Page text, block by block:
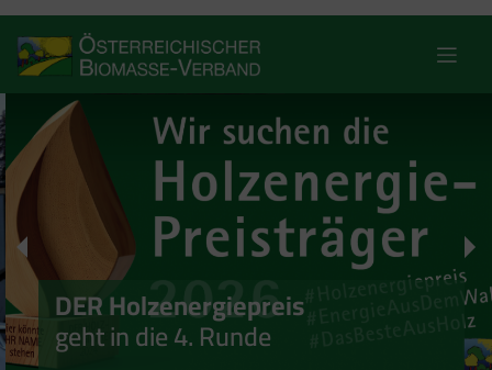
content
DER Holzenergiepreis
geht in die 4. Runde